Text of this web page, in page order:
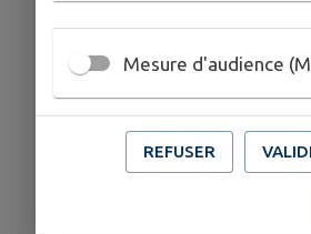
Mesure d'audience
REFUSER